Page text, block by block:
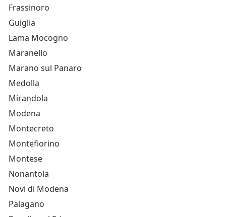
Frassinoro
Guiglia
Lama Mocogno
Maranello
Marano sul Panaro
Medolla
Mirandola
Modena
Montecreto
Montefiorino
Montese
Nonantola
Novi di Modena
Palagano